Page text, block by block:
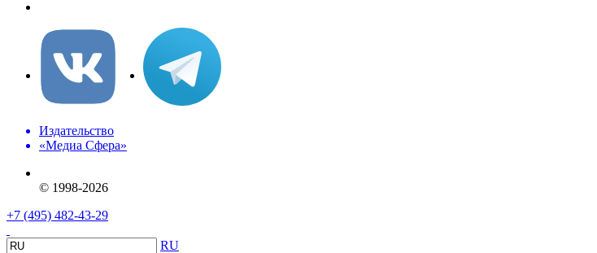
Издательство
«Медиа Сфера»
© 1998-2026
+7 (495) 482-43-29
RU